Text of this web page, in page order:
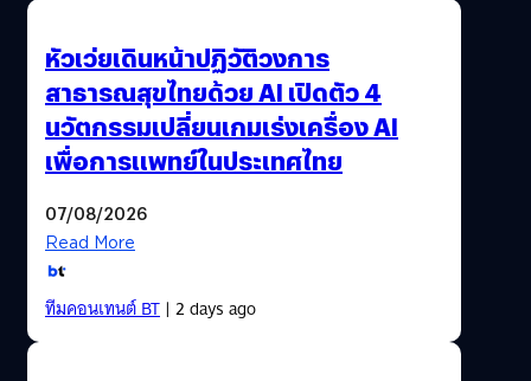
หัวเว่ยเดินหน้าปฏิวัติวงการ
สาธารณสุขไทยด้วย AI เปิดตัว 4
นวัตกรรมเปลี่ยนเกมเร่งเครื่อง AI
เพื่อการแพทย์ในประเทศไทย
07/08/2026
Read More
ทีมคอนเทนต์ BT| 2 days ago